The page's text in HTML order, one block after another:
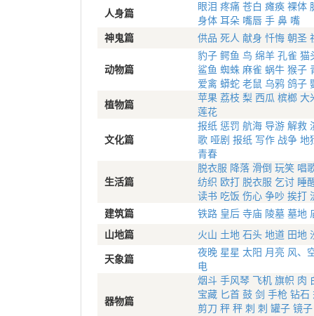
人身篇
眼泪 疼痛 苍白 瘫痪 裸体
身体 耳朵 嘴唇 手 鼻 嘴
神鬼篇
供品 死人 献身 忏悔 朝圣
动物篇
豹子 鳄鱼 鸟 绵羊 孔雀 猫
鲨鱼 蜘蛛 麻雀 蜗牛 猴子
爱禽 蟒蛇 老鼠 乌鸦 鸽子
植物篇
苹果 荔枝 梨 西瓜 槟榔 大
莲花
文化篇
报纸 惩罚 航海 导游 解救
歌 哑剧 报纸 写作 战争 地
青春
生活篇
脱衣服 降落 滑倒 玩笑 唱
纺织 欧打 脱衣服 乞讨 睡
读书 吃饭 伤心 争吵 挨打
建筑篇
铁路 皇后 寺庙 陵墓 墓地
山地篇
火山 土地 石头 地道 田地
天象篇
夜晚 星星 太阳 月亮 风、
电
器物篇
烟斗 手风琴 飞机 旗帜 肉
宝藏 匕首 鼓 剑 手枪 钻石
剪刀 秤 秤 刺 刺 罐子 镜子